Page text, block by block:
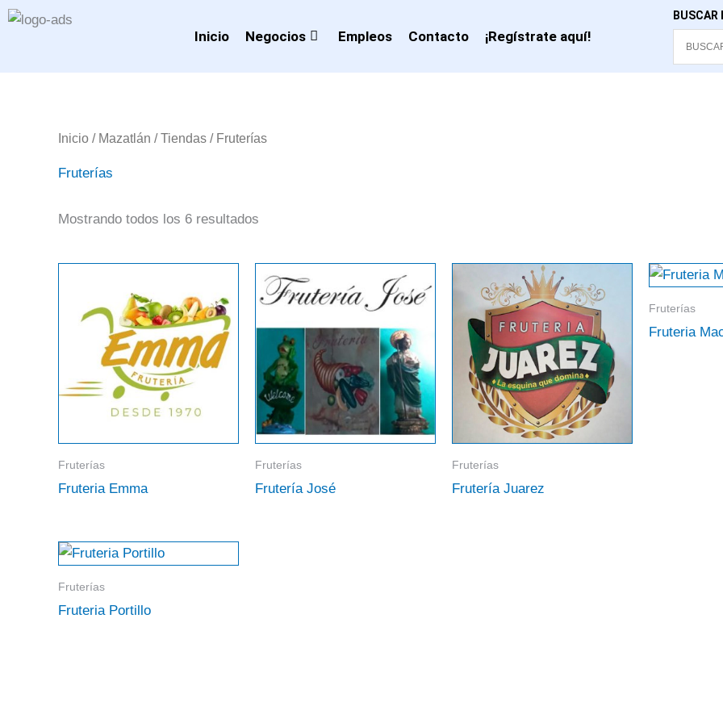
Inicio Negocios Empleos Contacto ¡Regístrate aquí!
BUSCAR
Inicio / Mazatlán /Tiendas / Fruterías
Fruterías
Mostrando todos los 6 resultados
Fruterías
Fruteria Emma
Fruterías
Frutería José
Fruterías
Frutería Juarez
Fruterías
Fruteria
Fruterías
Fruteria Portillo